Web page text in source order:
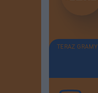
TERAZ GRAMY